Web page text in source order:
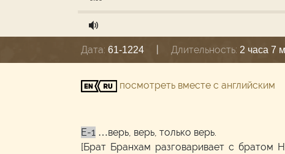
Дата: 61-1224 Длительность: 2 часа 7
посмотреть вместе с английским
E-1 …верь, верь, только верь.
[Брат Бранхам разговаривает с братом